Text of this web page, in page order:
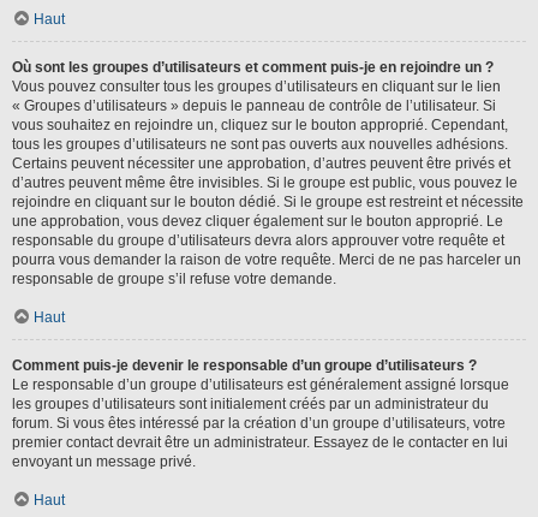
Haut
Où sont les groupes d’utilisateurs et comment puis-je en rejoindre un ?
Vous pouvez consulter tous les groupes d’utilisateurs en cliquant sur le lien
« Groupes d’utilisateurs » depuis le panneau de contrôle de l’utilisateur. Si
vous souhaitez en rejoindre un, cliquez sur le bouton approprié. Cependant,
tous les groupes d’utilisateurs ne sont pas ouverts aux nouvelles adhésions.
Certains peuvent nécessiter une approbation, d’autres peuvent être privés et
d’autres peuvent même être invisibles. Si le groupe est public, vous pouvez le
rejoindre en cliquant sur le bouton dédié. Si le groupe est restreint et nécessite
une approbation, vous devez cliquer également sur le bouton approprié. Le
responsable du groupe d’utilisateurs devra alors approuver votre requête et
pourra vous demander la raison de votre requête. Merci de ne pas harceler un
responsable de groupe s’il refuse votre demande.
Haut
Comment puis-je devenir le responsable d’un groupe d’utilisateurs ?
Le responsable d’un groupe d’utilisateurs est généralement assigné lorsque
les groupes d’utilisateurs sont initialement créés par un administrateur du
forum. Si vous êtes intéressé par la création d’un groupe d’utilisateurs, votre
premier contact devrait être un administrateur. Essayez de le contacter en lui
envoyant un message privé.
Haut